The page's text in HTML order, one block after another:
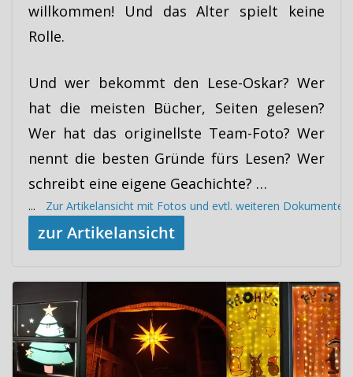
willkommen! Und das Alter spielt keine
Rolle.
Und wer bekommt den Lese-Oskar? Wer
hat die meisten Bücher, Seiten gelesen?
Wer hat das originellste Team-Foto? Wer
nennt die besten Gründe fürs Lesen? Wer
schreibt eine eigene Geachichte? …
...Zur Artikelansicht mit Fotos und evtl. weiteren Dokumenten
zur Artikelansicht